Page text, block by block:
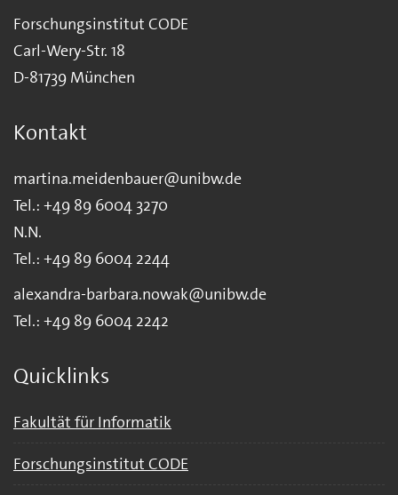
Forschungsinstitut CODE
Carl-Wery-Str. 18
D-81739 München
Kontakt
martina.meidenbauer@unibw.de
Tel.: +49 89 6004 3270
N.N.
Tel.: +49 89 6004 2244
alexandra-barbara.nowak@unibw.de
Tel.: +49 89 6004 2242
Quicklinks
Fakultät für Informatik
Forschungsinstitut CODE